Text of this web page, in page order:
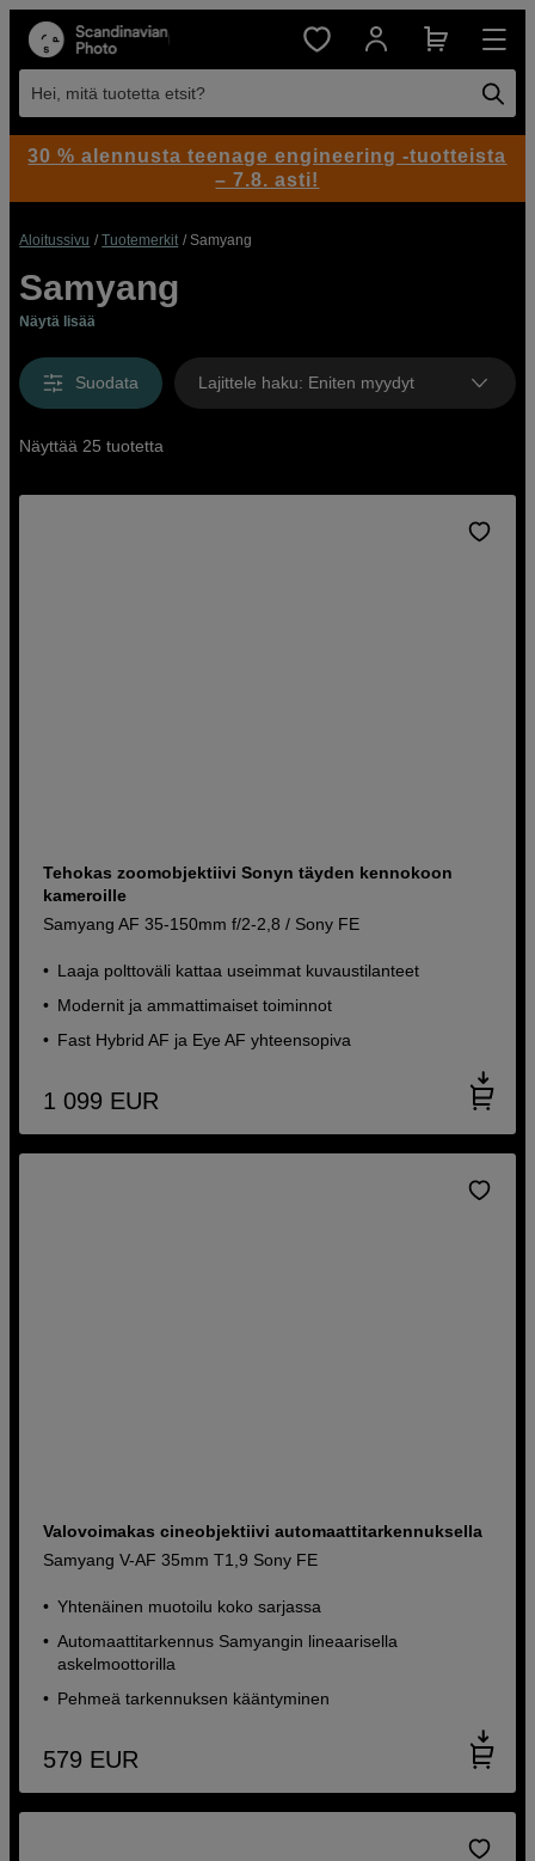
Hei, mitä tuotetta etsit?
Aloitussivu Tuotemerkit Samyang
Samyang
Näytä lisää
Suodata Lajittele haku: Eniten myydyt
Näyttää 25 tuotetta
Tehokas zoomobjektiivi Sonyn täyden kennokoon
kameroille
Samyang AF 35-150mm f/2-2,8 / Sony FE
Laaja polttoväli kattaa useimmat kuvaustilanteet
Modernit ja ammattimaiset toiminnot
Fast Hybrid AF ja Eye AF yhteensopiva
1 099 EUR
Valovoimakas cineobjektiivi automaattitarkennuksella
Samyang V-AF 35mm T1,9 Sony FE
Yhtenäinen muotoilu koko sarjassa
Automaattitarkennus Samyangin lineaarisella
askelmoottorilla
Pehmeä tarkennuksen kääntyminen
579 EUR
30 % alennusta teenage engineering -tuotteista
– 7.8. asti!